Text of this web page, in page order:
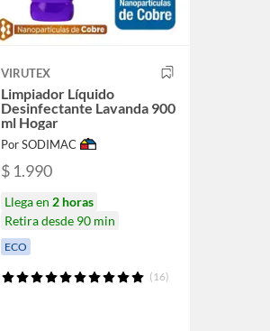
VIRUTEX
Limpiador Líquido
Desinfectante Lavanda 900
ml Hogar
Por SODIMAC
$ 1.990
Llega en 2 horas
Retira desde 90 min
ECO
(16)